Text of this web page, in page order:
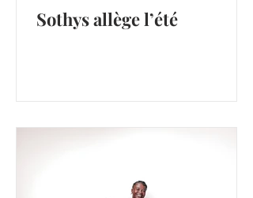
Sothys allège l’été